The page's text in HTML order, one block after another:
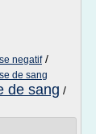
negatif/
de sang
de sang /